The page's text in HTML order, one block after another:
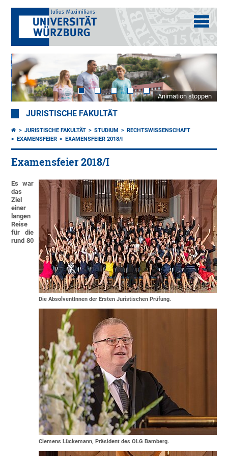
Animation stoppen
JURISTISCHE FAKULTÄT
JURISTISCHE FAKULTÄT STUDIUM
RECHTSWISSENSCHAFT
EXAMENSFEIER
EXAMENSFEIER 2018/I
Examensfeier 2018/I
Die AbsolventInnen der Ersten Juristischen Prüfung.
Clemens Lückemann, Präsident des OLG Bamberg.
Es war
das
Ziel
einer
langen
Reise
für die
rund 80